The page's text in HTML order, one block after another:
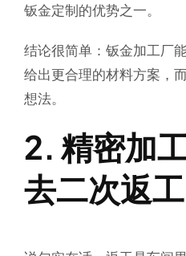
钣金定制的优势之一。
结论很简单：钣金加工厂
给出更合理的材料方案，
想法。
2. 精密加
去二次返工